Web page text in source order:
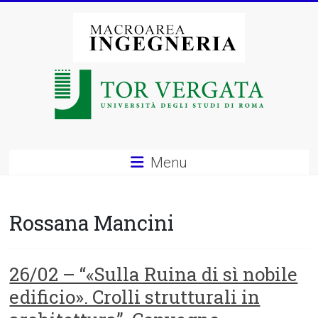
Macroarea
degli
di
Roma
Menu
Rossana Mancini
26/02 – “«Sulla Ruina di sì nobile
edificio». Crolli strutturali in